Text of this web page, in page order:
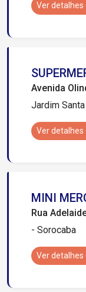
Ver detalhes
Avenida
Jardim
Ver detalhes
MINI
Rua
- Sorocaba
Ver detalhes